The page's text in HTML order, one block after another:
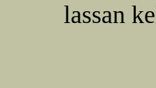
lassan